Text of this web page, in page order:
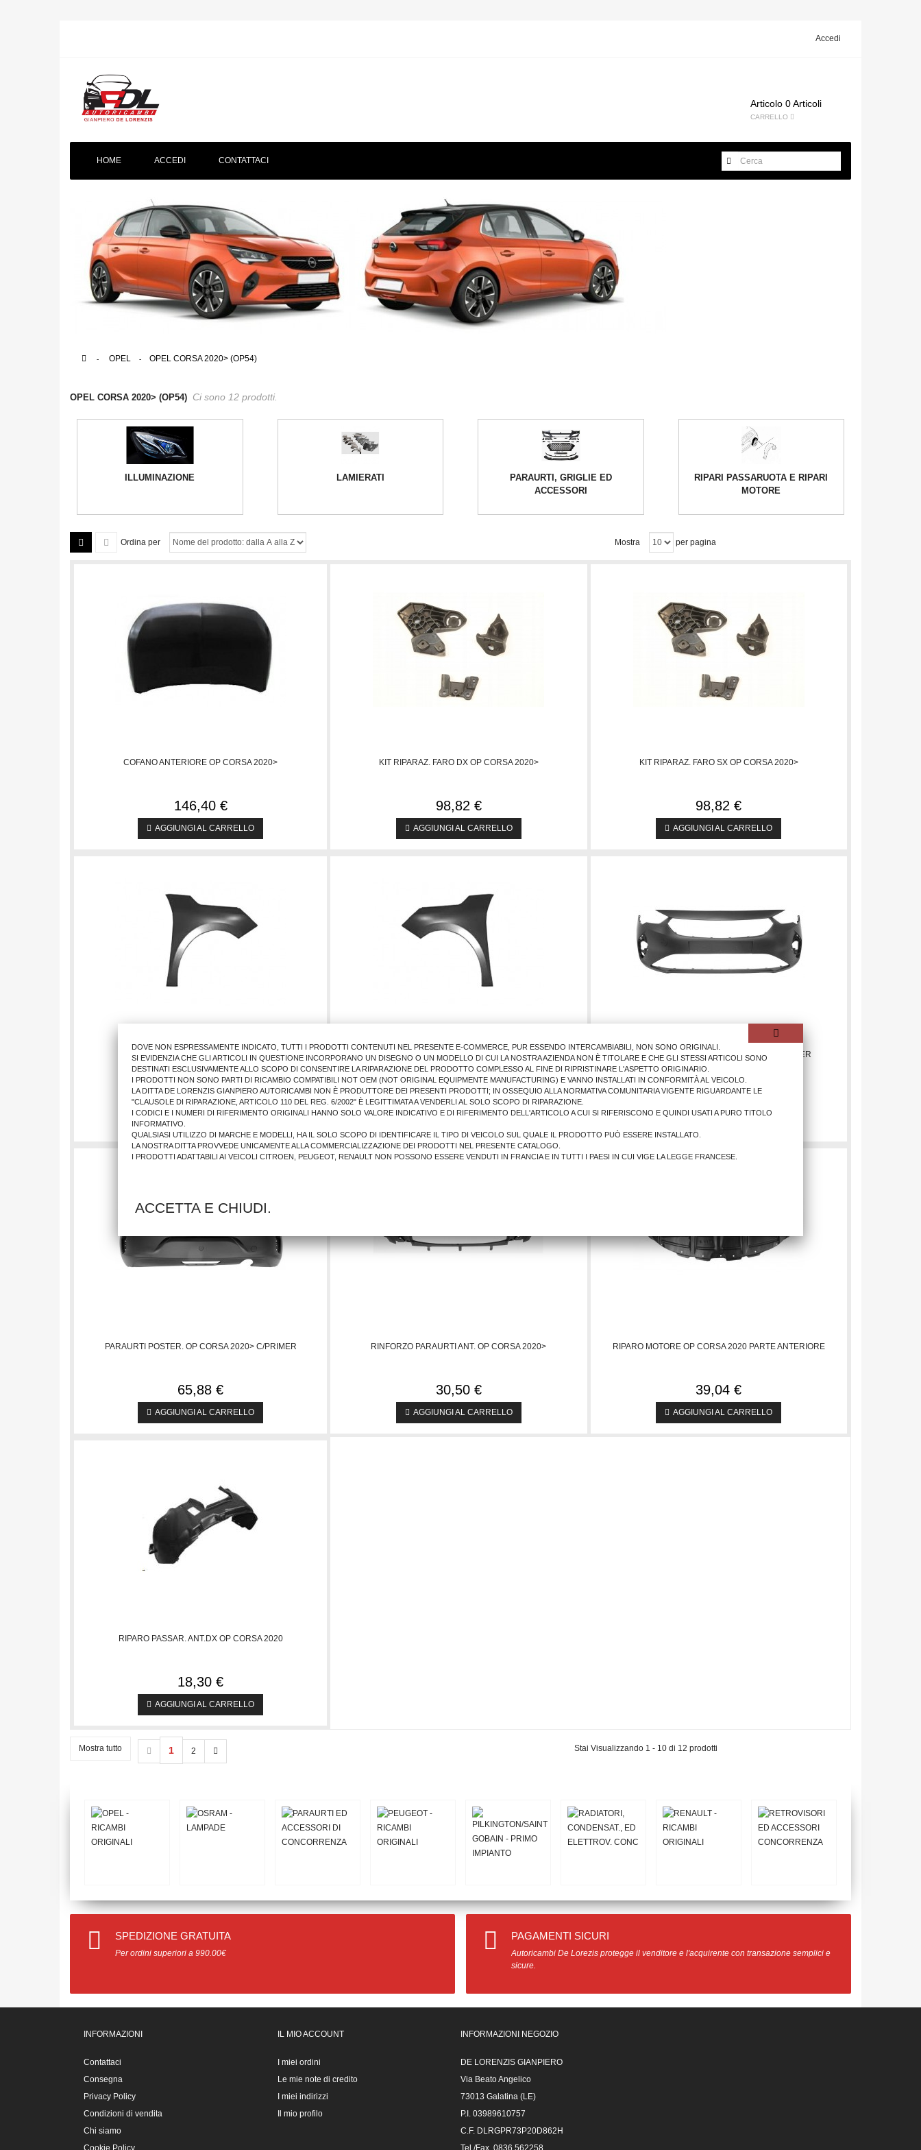
Accedi
Articolo 0 Articoli
CARRELLO
HOME ACCEDI CONTATTACI
> OPEL > OPEL CORSA 2020> (OP54)
OPEL CORSA 2020> (OP54) Ci sono 12 prodotti.
ILLUMINAZIONE LAMIERATI
PARAURTI, GRIGLIE ED
ACCESSORI
RIPARI PASSARUOTA E RIPARI
MOTORE
Ordina per Mostra per pagina
COFANO ANTERIORE OP CORSA 2020>
146,40 €
AGGIUNGI AL CARRELLO
KIT RIPARAZ. FARO DX OP CORSA 2020>
98,82 €
AGGIUNGI AL CARRELLO
KIT RIPARAZ. FARO SX OP CORSA 2020>
98,82 €
AGGIUNGI AL CARRELLO
PARAFANGO ANTER.DX OP CORSA 2020>
61,00 €
AGGIUNGI AL CARRELLO
PARAFANGO ANTER.SX OP CORSA 2020>
61,00 €
PARAURTI ANTER. OP CORSA 2020> C/PRIMER
73,20 €
PARAURTI POSTER. OP CORSA 2020> C/PRIMER
65,88 €
AGGIUNGI AL CARRELLO
RINFORZO PARAURTI ANT. OP CORSA 2020>
30,50 €
AGGIUNGI AL CARRELLO
RIPARO MOTORE OP CORSA 2020 PARTE ANTERIORE
39,04 €
AGGIUNGI AL CARRELLO
RIPARO PASSAR. ANT.DX OP CORSA 2020
18,30 €
AGGIUNGI AL CARRELLO
Mostra tutto 1 2 Stai Visualizzando 1 - 10 di 12 prodotti
SPEDIZIONE GRATUITA
Per ordini superiori a 990.00€
PAGAMENTI SICURI
Autoricambi De Lorezis protegge il venditore e l'acquirente con transazione semplici e
sicure.
INFORMAZIONI
Contattaci
Consegna
Privacy Policy
Condizioni di vendita
Chi siamo
Cookie Policy
IL MIO ACCOUNT
I miei ordini
Le mie note di credito
I miei indirizzi
Il mio profilo
INFORMAZIONI NEGOZIO
DE LORENZIS GIANPIERO
Via Beato Angelico
73013 Galatina (LE)
P.I. 03989610757
C.F. DLRGPR73P20D862H
Tel./Fax. 0836.562258
DOVE NON ESPRESSAMENTE INDICATO, TUTTI I PRODOTTI CONTENUTI NEL PRESENTE E-COMMERCE, PUR ESSENDO INTERCAMBIABILI, NON SONO ORIGINALI.
SI EVIDENZIA CHE GLI ARTICOLI IN QUESTIONE INCORPORANO UN DISEGNO O UN MODELLO DI CUI LA NOSTRA AZIENDA NON È TITOLARE E CHE GLI STESSI ARTICOLI SONO
DESTINATI ESCLUSIVAMENTE ALLO SCOPO DI CONSENTIRE LA RIPARAZIONE DEL PRODOTTO COMPLESSO AL FINE DI RIPRISTINARE L'ASPETTO ORIGINARIO.
I PRODOTTI NON SONO PARTI DI RICAMBIO COMPATIBILI NOT OEM (NOT ORIGINAL EQUIPMENTE MANUFACTURING) E VANNO INSTALLATI IN CONFORMITÀ AL VEICOLO.
LA DITTA DE LORENZIS GIANPIERO AUTORICAMBI NON È PRODUTTORE DEI PRESENTI PRODOTTI; IN OSSEQUIO ALLA NORMATIVA COMUNITARIA VIGENTE RIGUARDANTE LE
"CLAUSOLE DI RIPARAZIONE, ARTICOLO 110 DEL REG. 6/2002" È LEGITTIMATA A VENDERLI AL SOLO SCOPO DI RIPARAZIONE.
I CODICI E I NUMERI DI RIFERIMENTO ORIGINALI HANNO SOLO VALORE INDICATIVO E DI RIFERIMENTO DELL'ARTICOLO A CUI SI RIFERISCONO E QUINDI USATI A PURO TITOLO
INFORMATIVO.
QUALSIASI UTILIZZO DI MARCHE E MODELLI, HA IL SOLO SCOPO DI IDENTIFICARE IL TIPO DI VEICOLO SUL QUALE IL PRODOTTO PUÒ ESSERE INSTALLATO.
LA NOSTRA DITTA PROVVEDE UNICAMENTE ALLA COMMERCIALIZZAZIONE DEI PRODOTTI NEL PRESENTE CATALOGO.
I PRODOTTI ADATTABILI AI VEICOLI CITROEN, PEUGEOT, RENAULT NON POSSONO ESSERE VENDUTI IN FRANCIA E IN TUTTI I PAESI IN CUI VIGE LA LEGGE FRANCESE.
ACCETTA E CHIUDI.